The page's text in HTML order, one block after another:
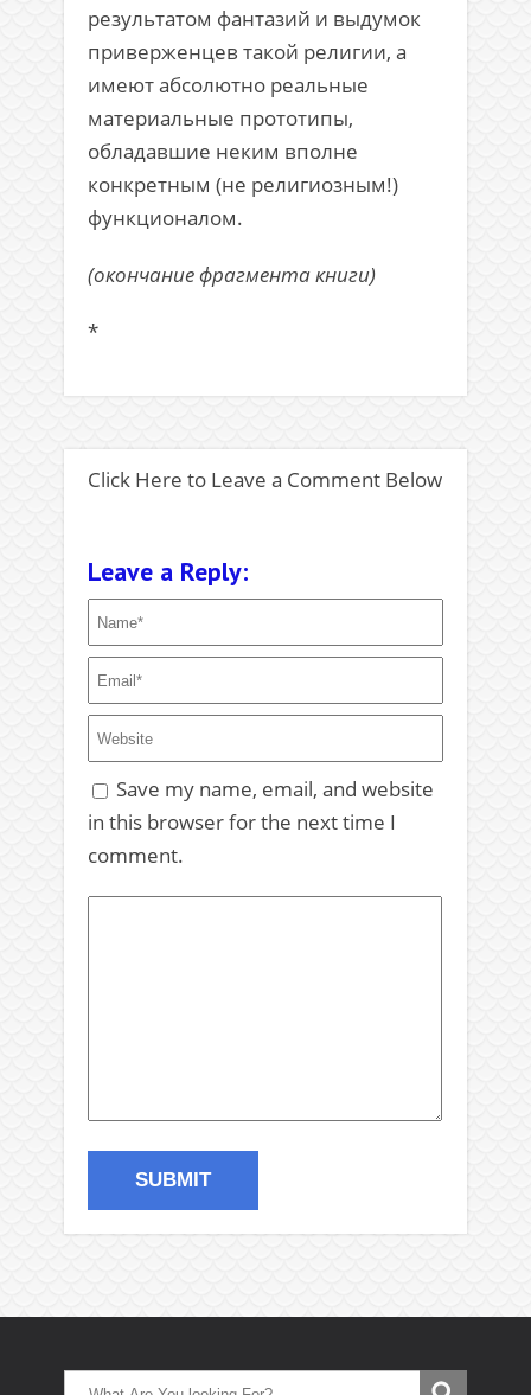
результатом фантазий и выдумок
приверженцев такой религии, а
имеют абсолютно реальные
материальные прототипы,
обладавшие неким вполне
конкретным (не религиозным!)
функционалом.
(окончание фрагмента книги)
*
Click Here to Leave a Comment Below
Leave a Reply:
Save my name, email, and website
in this browser for the next time I
comment.